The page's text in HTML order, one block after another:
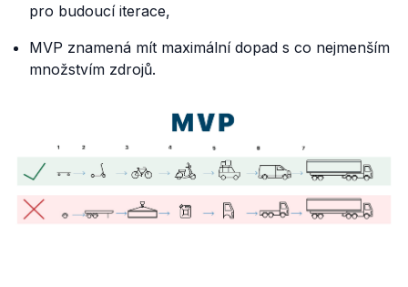
pro budoucí iterace,
MVP znamená mít maximální dopad s co nejmenším
množstvím zdrojů.